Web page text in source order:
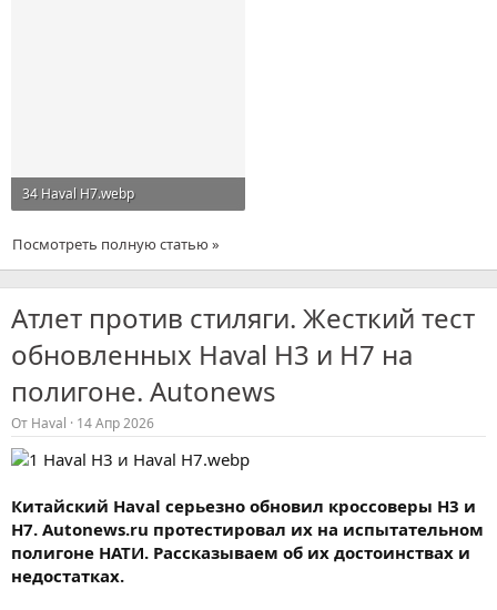
34 Haval H7.webp
Посмотреть полную статью »
Атлет против стиляги. Жесткий тест
обновленных Haval H3 и H7 на
полигоне. Autonews
От Haval 14 Апр 2026
Китайский Haval серьезно обновил кроссоверы H3 и
H7. Autonews.ru протестировал их на испытательном
полигоне НАТИ. Рассказываем об их достоинствах и
недостатках.